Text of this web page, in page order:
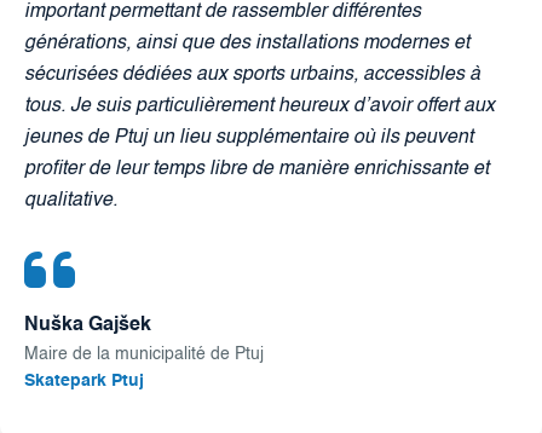
Nuška Gajšek
Maire de la municipalité de Ptuj
Skatepark Ptuj
important permettant de rassembler différentes
générations, ainsi que des installations modernes et
sécurisées dédiées aux sports urbains, accessibles à
tous. Je suis particulièrement heureux d’avoir offert aux
jeunes de Ptuj un lieu supplémentaire où ils peuvent
profiter de leur temps libre de manière enrichissante et
qualitative.